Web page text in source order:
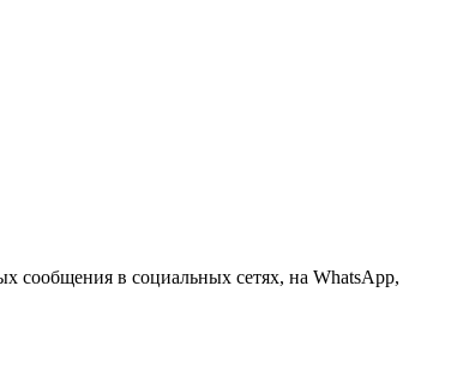
сообщения в социальных сетях, на WhatsApp,